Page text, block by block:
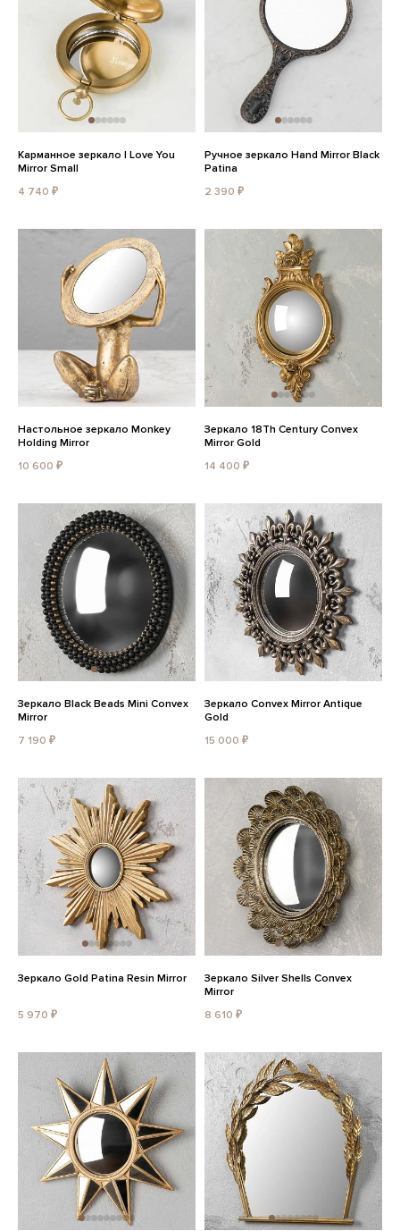
Карманное зеркало I Love You
Mirror Small
4 740 ₽
Ручное зеркало Hand Mirror Black
Patina
2 390 ₽
Настольное зеркало Monkey
Holding Mirror
10 600 ₽
Зеркало 18Th Century Convex
Mirror Gold
14 400 ₽
Зеркало Black Beads Mini Convex
Mirror
7 190 ₽
Зеркало Convex Mirror Antique
Gold
15 000 ₽
Зеркало Gold Patina Resin Mirror
5 970 ₽
Зеркало Silver Shells Convex
Mirror
8 610 ₽